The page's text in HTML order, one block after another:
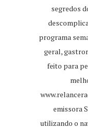
segredos
programa
geral,
feito para
emissora
utilizando o